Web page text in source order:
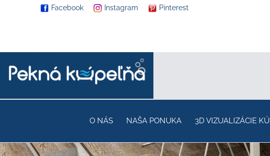
Facebook Instagram Pinterest
O NÁS NAŠA PONUKA 3D VIZUALIZÁCIE